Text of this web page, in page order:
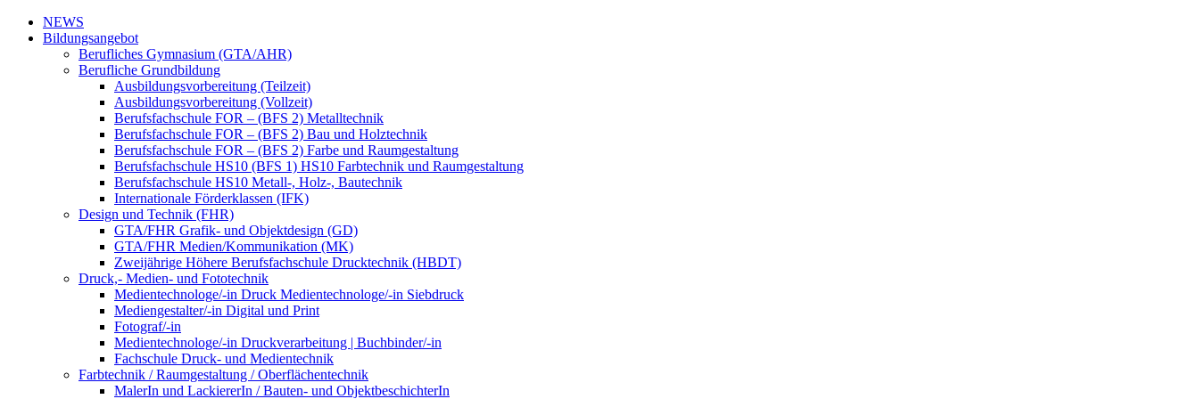
NEWS
Bildungsangebot
Berufliches Gymnasium (GTA/AHR)
Berufliche Grundbildung
Ausbildungsvorbereitung (Teilzeit)
Ausbildungsvorbereitung (Vollzeit)
Berufsfachschule FOR – (BFS 2) Metalltechnik
Berufsfachschule FOR – (BFS 2) Bau und Holztechnik
Berufsfachschule FOR – (BFS 2) Farbe und Raumgestaltung
Berufsfachschule HS10 (BFS 1) HS10 Farbtechnik und Raumgestaltung
Berufsfachschule HS10 Metall-, Holz-, Bautechnik
Internationale Förderklassen (IFK)
Design und Technik (FHR)
GTA/FHR Grafik- und Objektdesign (GD)
GTA/FHR Medien/Kommunikation (MK)
Zweijährige Höhere Berufsfachschule Drucktechnik (HBDT)
Druck,- Medien- und Fototechnik
Medientechnologe/-in Druck Medientechnologe/-in Siebdruck
Mediengestalter/-in Digital und Print
Fotograf/-in
Medientechnologe/-in Druckverarbeitung | Buchbinder/-in
Fachschule Druck- und Medientechnik
Farbtechnik / Raumgestaltung / Oberflächentechnik
MalerIn und LackiererIn / Bauten- und ObjektbeschichterIn